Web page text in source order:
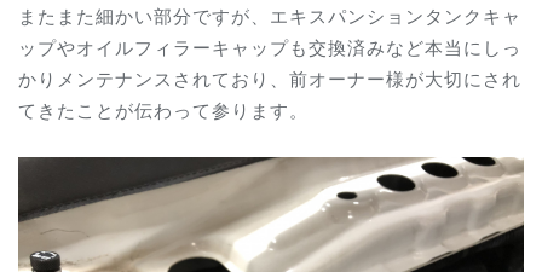
またまた細かい部分ですが、エキスパンションタンクキャ
ップやオイルフィラーキャップも交換済みなど本当にしっ
かりメンテナンスされており、前オーナー様が大切にされ
てきたことが伝わって参ります。